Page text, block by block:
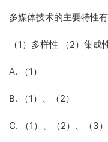
多媒体技术的主要特性有
（1）多样性 （2）集
A. （1）
B. （1）、（2）
C. （1）、（2）、（3）